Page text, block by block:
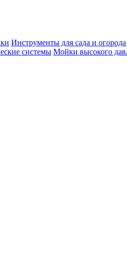
Инструменты для сада и огорода
системы Мойки высокого